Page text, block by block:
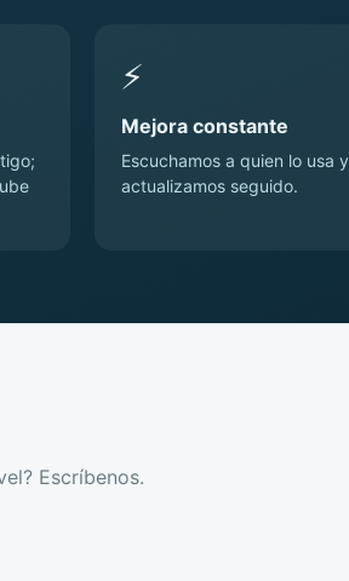
⚡
Mejora constante
Escuchamos a quien lo usa y
actualizamos seguido.
Escríbenos.